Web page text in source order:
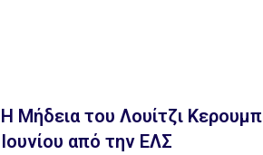
H Μήδεια του Λουίτζι
Ιουνίου από την ΕΛΣ